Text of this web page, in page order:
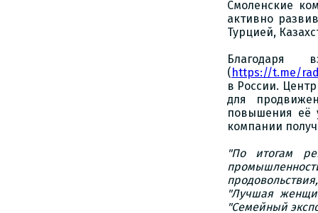
Смоленские
активно
Турцией,
Благодаря
( https://t.me/
в России.
для
повышения её
компании
"По итогам
"Лучшая
"Семейный